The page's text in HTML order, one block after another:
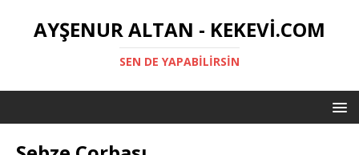
AYŞENUR ALTAN - KEKEVI.COM
SEN DE YAPABILIRSIN